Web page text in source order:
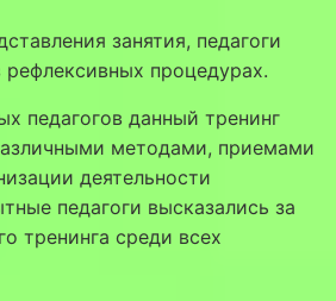
занятия, педагоги
рефлексивных процедурах.
педагогов данный тренинг
методами, приемами
деятельности
педагоги высказались за
тренинга среди всех